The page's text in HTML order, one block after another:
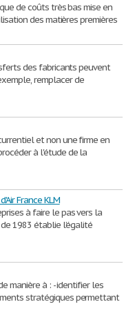
de coûts très bas mise en
des matières premières
des fabricants peuvent
remplacer de
et non une firme en
à l'étude de la
France KLM
à faire le pas vers la
1983 établie l’égalité
manière à : - identifier les
stratégiques permettant